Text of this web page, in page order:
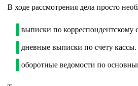
В ходе рассмотрения дела просто
выписки по корреспондентскому
дневные выписки по счету кассы.
оборотные ведомости по